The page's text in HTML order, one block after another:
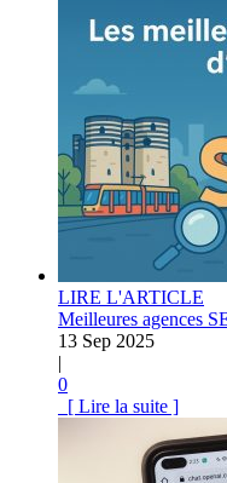
LIRE L'ARTICLE
Meilleures agences
13 Sep 2025
|
0
[ Lire la suite ]